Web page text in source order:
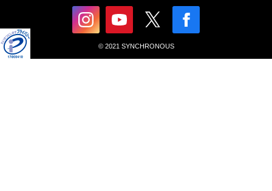
© 2021 SYNCHRONOUS